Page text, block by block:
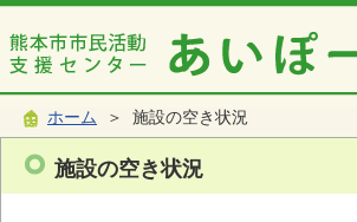
ホーム ＞ 施設の空き状況
施設の空き状況